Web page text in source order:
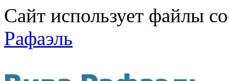
Сайт использует файлы
Рафаэль